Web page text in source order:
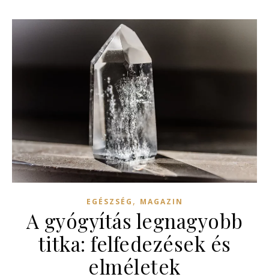
EGÉSZSÉG , MAGAZIN
A gyógyítás legnagyobb
titka: felfedezések és
elméletek